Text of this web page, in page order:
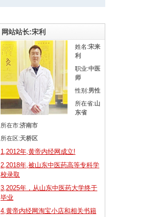
网站站长:宋利
姓名:宋来
利
职业:中医
师
性别:男性
所在省:山
东省
所在市:济南市
所在区:天桥区
1,2012年,黄帝内经网成立!
2,2018年,被山东中医药高等专科学
校录取
3,2025年，从山东中医药大学终于
毕业
4,黄帝内经网淘宝小店和相关书籍